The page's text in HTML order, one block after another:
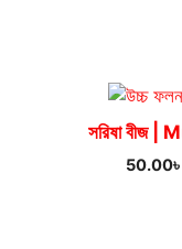
সরিষা বীজ
50.00৳